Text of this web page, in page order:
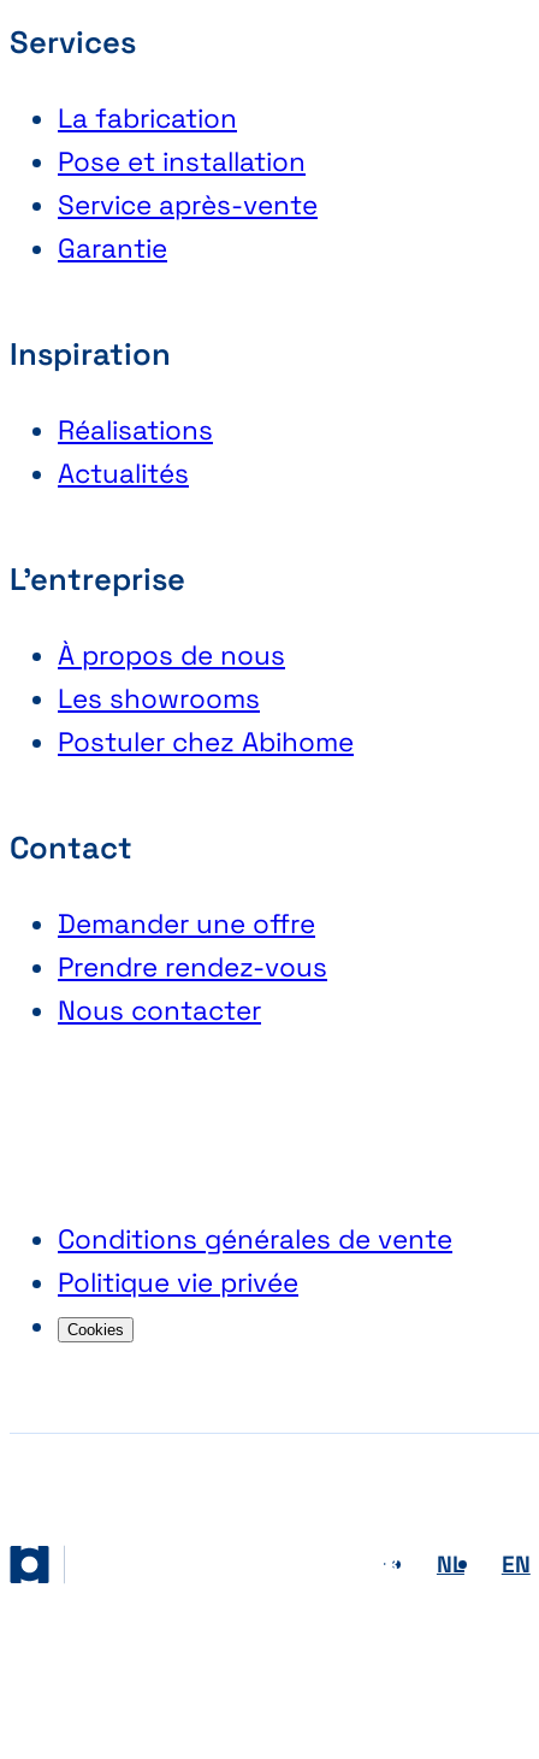
Abihome
Conditions générales de vente
Politique vie privée
Cookies
FR NL EN
Services
La fabrication
Pose et installation
Service après-vente
Garantie
Inspiration
Réalisations
Actualités
L'entreprise
À propos de nous
Les showrooms
Postuler chez Abihome
Contact
Demander une offre
Prendre rendez-vous
Nous contacter